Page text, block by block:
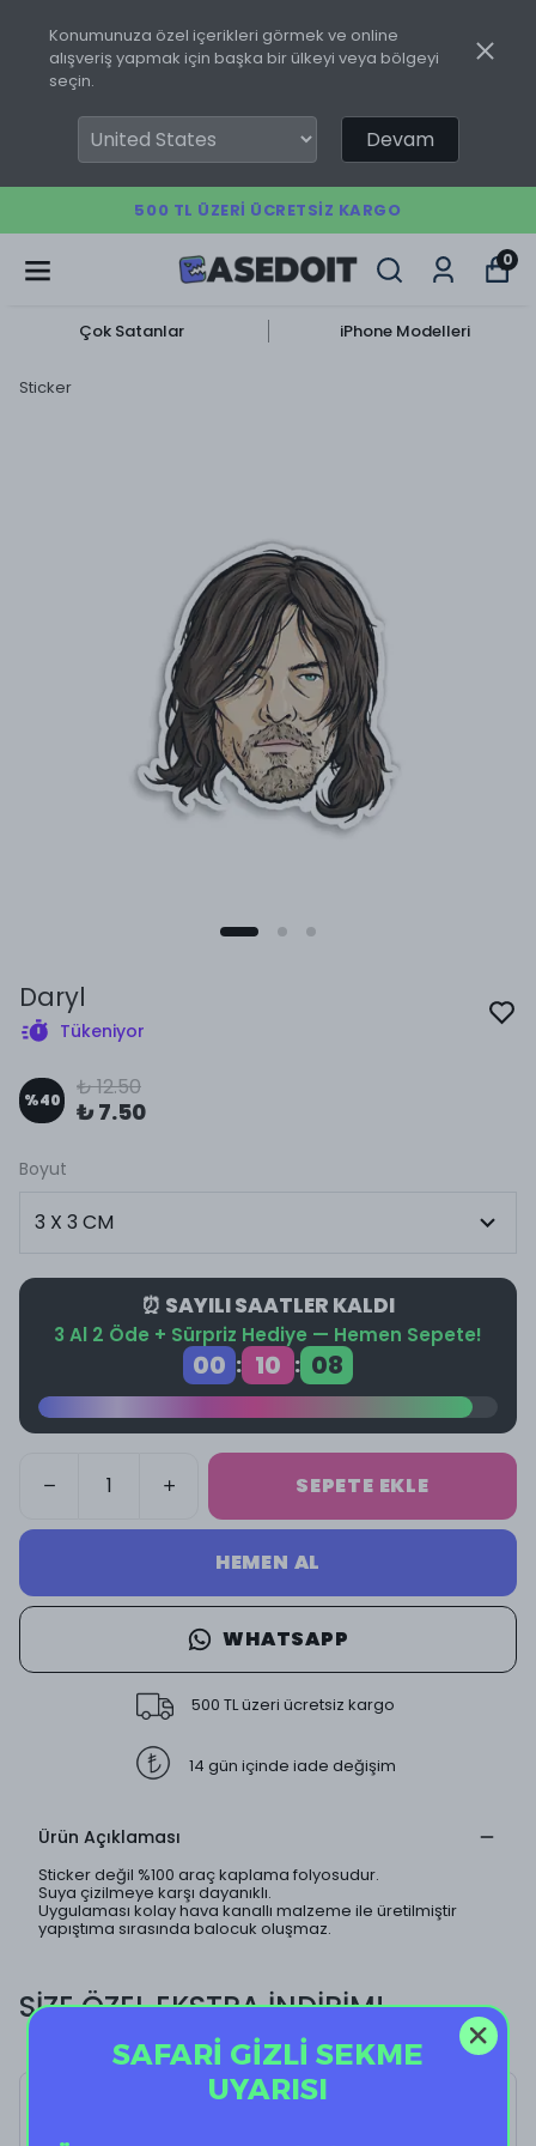
Konumunuza özel içerikleri görmek ve online
alışveriş yapmak için başka bir ülkeyi veya bölgeyi
seçin.
Devam
500 TL ÜZERI ÜCRETSIZ KARGO
0
Çok Satanlar iPhone Modelleri
Sticker
Daryl
Tükeniyor
%40 ₺ 12.50
₺ 7.50
Boyut
⏰ SAYILI SAATLER KALDI
3 Al 2 Öde + Sürpriz Hediye — Hemen Sepete!
00 : 10 : 08
SEPETE EKLE
HEMEN AL
WHATSAPP
500 TL üzeri ücretsiz kargo
14 gün içinde iade değişim
Ürün Açıklaması
Sticker değil %100 araç kaplama folyosudur.
Suya çizilmeye karşı dayanıklı.
Uygulaması kolay hava kanallı malzeme ile üretilmiştir
yapıştıma sırasında balocuk oluşmaz.
SİZE ÖZEL EKSTRA İNDİRİM!
SAFARİ GİZLİ SEKME
UYARISI